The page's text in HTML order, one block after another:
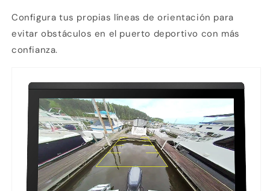
Configura tus propias líneas de orientación para
evitar obstáculos en el puerto deportivo con más
confianza.